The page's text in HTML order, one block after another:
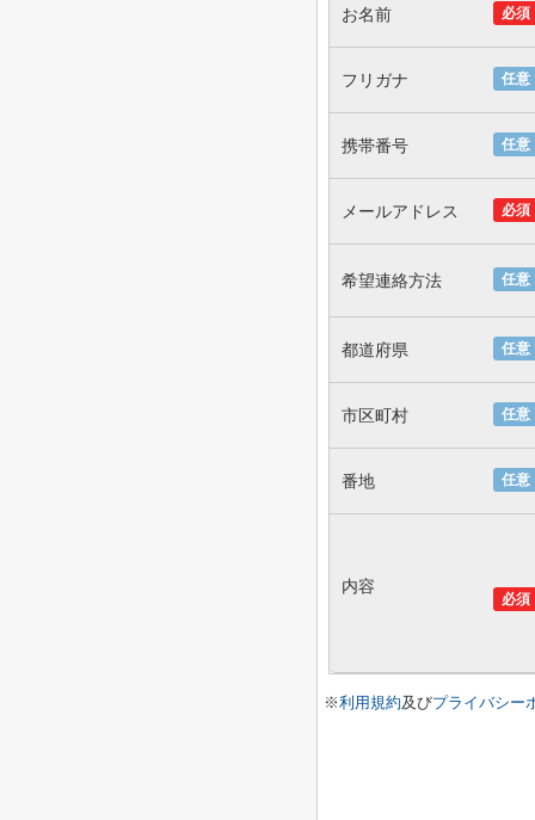
必須
お名前
任意
フリガナ
任意
携帯番号
必須
メールアドレス
任意
希望連絡方法
任意
都道府県
任意
市区町村
任意
番地
必須
内容
※利用規約及びプライバシー